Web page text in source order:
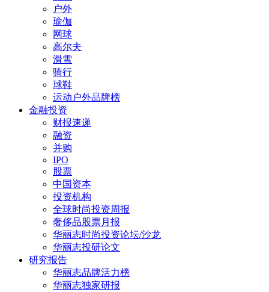
户外
瑜伽
网球
高尔夫
滑雪
骑行
球鞋
运动户外品牌榜
金融投资
财报速递
融资
并购
IPO
股票
中国资本
投资机构
全球时尚投资周报
奢侈品股票月报
华丽志时尚投资论坛/沙龙
华丽志投研论文
研究报告
华丽志品牌活力榜
华丽志独家研报